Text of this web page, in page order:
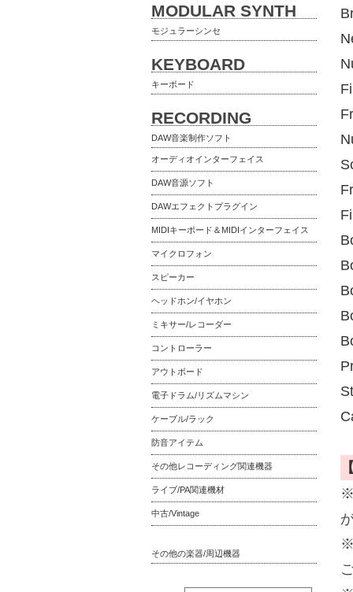
※
※
MODULAR SYNTH
モジュラーシンセ
KEYBOARD
キーボード
RECORDING
DAW音楽制作ソフト
オーディオインターフェイス
DAW音源ソフト
DAWエフェクトプラグイン
MIDIキーボード＆MIDIインターフェイス
マイクロフォン
スピーカー
ヘッドホン/イヤホン
ミキサー/レコーダー
コントローラー
アウトボード
電子ドラム/リズムマシン
ケーブル/ラック
防音アイテム
その他レコーディング関連機器
ライブ/PA関連機材
中古/Vintage
その他の楽器/周辺機器